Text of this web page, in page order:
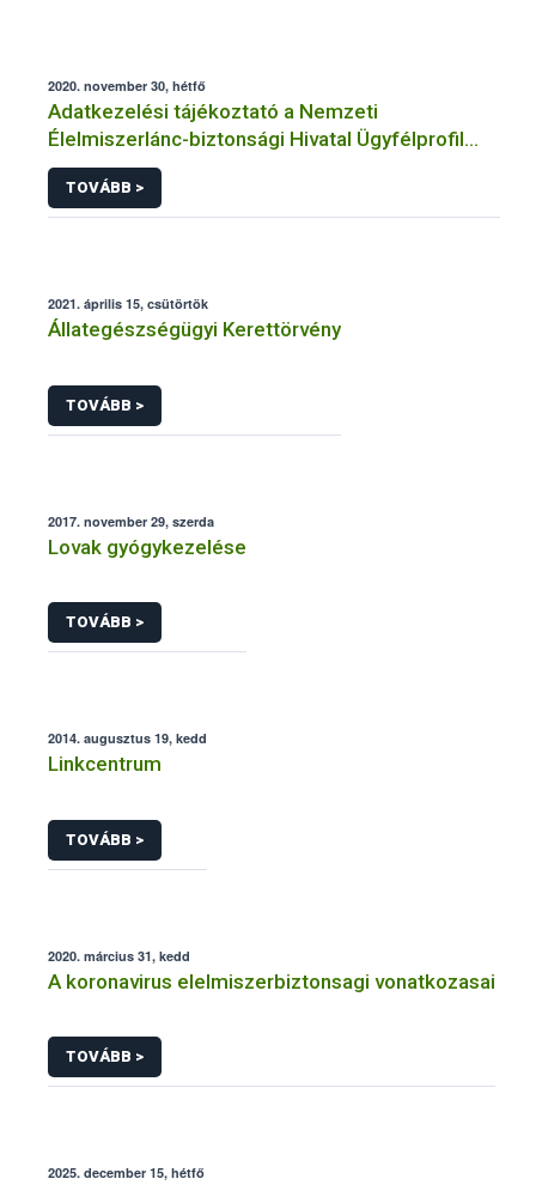
2020. november 30, hétfő
Adatkezelési tájékoztató a Nemzeti
Élelmiszerlánc-biztonsági Hivatal Ügyfélprofil
Rendszerben állatgyógyászati termékek
témakörben közhatalmi eljárásaihoz kapcsolódó
adatkezeléséhez
TOVÁBB >
2021. április 15, csütörtök
Állategészségügyi Kerettörvény
TOVÁBB >
2017. november 29, szerda
Lovak gyógykezelése
TOVÁBB >
2014. augusztus 19, kedd
Linkcentrum
TOVÁBB >
2020. március 31, kedd
A koronavirus elelmiszerbiztonsagi vonatkozasai
TOVÁBB >
2025. december 15, hétfő